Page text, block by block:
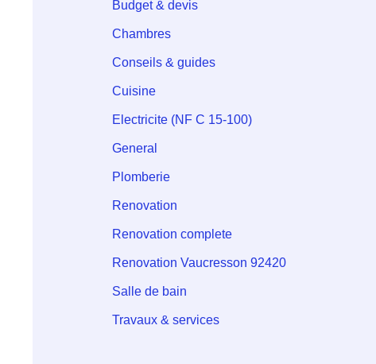
Budget & devis
Chambres
Conseils & guides
Cuisine
Electricite (NF C 15-100)
General
Plomberie
Renovation
Renovation complete
Renovation Vaucresson 92420
Salle de bain
Travaux & services